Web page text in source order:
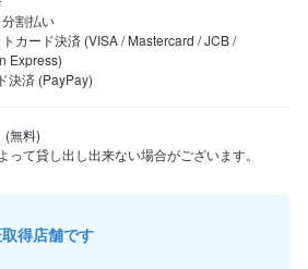
割払い
カード決済 (VISA / Mastercard / JCB /
Express)
決済 (PayPay)
(無料)
って貸し出し出来ない場合がございます。
得店舗です